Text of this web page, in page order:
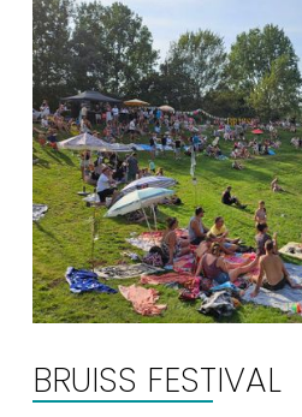
Toeristische informatie
Bezienswaardigheden
Winkelen, uitgaan en doen
Eten, drinken & uitgaan
Watersport
Overnachten
Winkelen
Arrangementen
BRUISS FESTIVAL